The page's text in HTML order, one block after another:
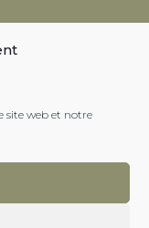
site web et notre
en
Ann